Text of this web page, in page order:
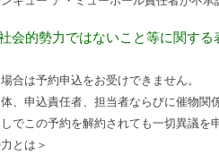
会的勢力ではないこと等に関する
合は予約申込をお受けできません。
、申込責任者、担当者ならびに催物
でこの予約を解約されても一切異議を
とは＞